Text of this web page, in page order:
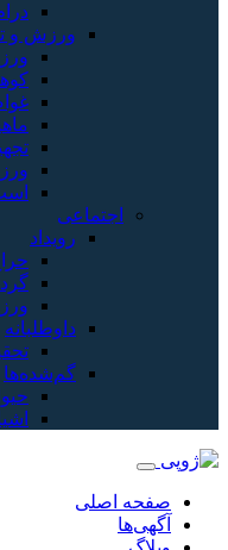
ورزش و
اجتماعی
رویداد
داوطلبانه
گم‌شده‌ها
اشیا
صفحه اصلی
آگهی‌ها